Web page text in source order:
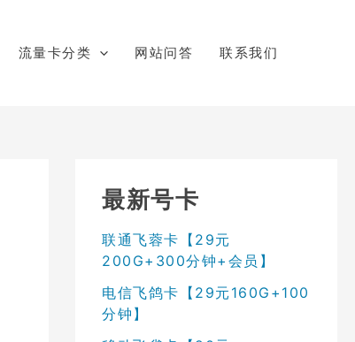
流量卡分类 网站问答 联系我们
最新号卡
联通飞蓉卡【29元
200G+300分钟+会员】
电信飞鸽卡【29元160G+100
分钟】